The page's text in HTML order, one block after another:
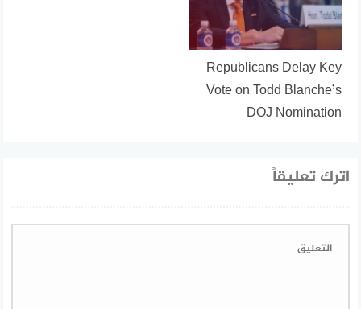
Republicans Delay Key
Vote on Todd Blanche’s
DOJ Nomination
اترك تعليقاً